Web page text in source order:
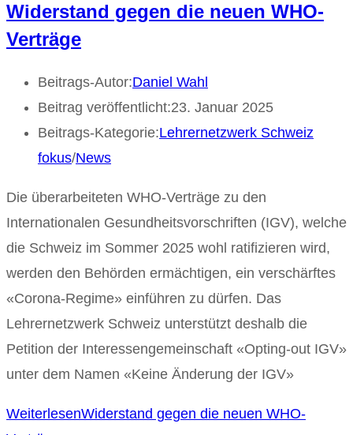
Widerstand gegen die neuen WHO-
Verträge
Beitrags-Autor:Daniel Wahl
Beitrag veröffentlicht:23. Januar 2025
Beitrags-Kategorie:Lehrernetzwerk Schweiz
fokus/News
Die überarbeiteten WHO-Verträge zu den
Internationalen Gesundheitsvorschriften (IGV), welche
die Schweiz im Sommer 2025 wohl ratifizieren wird,
werden den Behörden ermächtigen, ein verschärftes
«Corona-Regime» einführen zu dürfen. Das
Lehrernetzwerk Schweiz unterstützt deshalb die
Petition der Interessengemeinschaft «Opting-out IGV»
unter dem Namen «Keine Änderung der IGV»
WeiterlesenWiderstand gegen die neuen WHO-